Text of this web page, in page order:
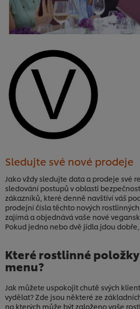
Sledujte své nové prodeje
Jako vždy sledujte data a prodeje své
sledování postupů v oblasti
zákazníků, které denně navštíví váš
prodejní čísla těchto nových
zajímá a objednává vaše nové
Pokud jedno nebo dvě jídla jdou
Které rostlinné
menu?
Jak můžete uspokojit chutě svých
vydělat? Zde jsou některé ze
na kterých může být založeno vaše